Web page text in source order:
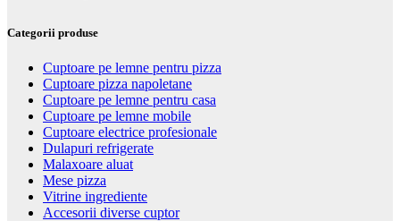
Categorii produse
Cuptoare pe lemne pentru pizza
Cuptoare pizza napoletane
Cuptoare pe lemne pentru casa
Cuptoare pe lemne mobile
Cuptoare electrice profesionale
Dulapuri refrigerate
Malaxoare aluat
Mese pizza
Vitrine ingrediente
Accesorii diverse cuptor